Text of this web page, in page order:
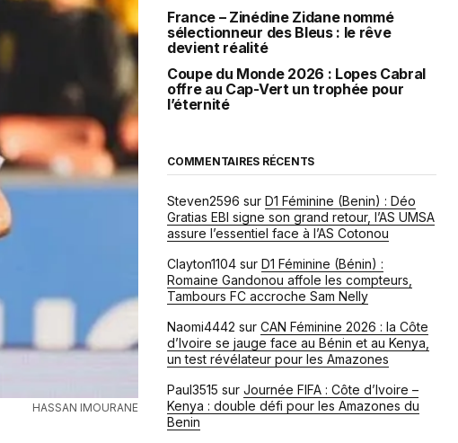
HASSAN IMOURANE
France – Zinédine Zidane nommé
sélectionneur des Bleus : le rêve
devient réalité
Coupe du Monde 2026 : Lopes Cabral
offre au Cap-Vert un trophée pour
l’éternité
COMMENTAIRES RÉCENTS
Steven2596 sur D1 Féminine (Benin) : Déo
Gratias EBI signe son grand retour, l’AS UMSA
assure l’essentiel face à l’AS Cotonou
Clayton1104 sur D1 Féminine (Bénin) :
Romaine Gandonou affole les compteurs,
Tambours FC accroche Sam Nelly
Naomi4442 sur CAN Féminine 2026 : la Côte
d’Ivoire se jauge face au Bénin et au Kenya,
un test révélateur pour les Amazones
Paul3515 sur Journée FIFA : Côte d’Ivoire –
Kenya : double défi pour les Amazones du
Benin